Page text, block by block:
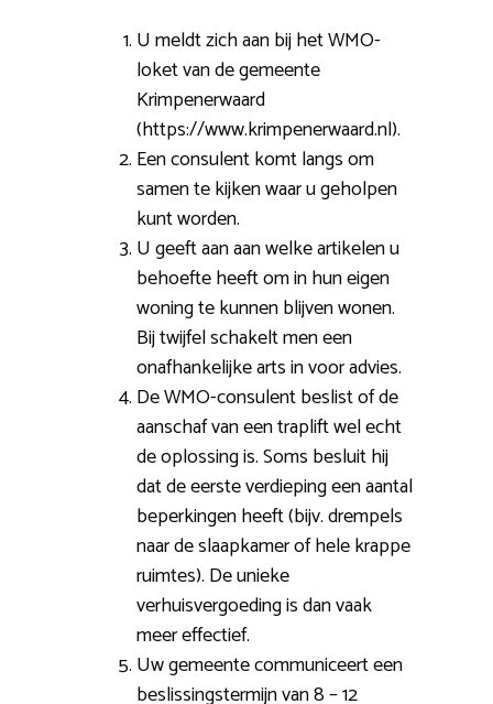
U meldt zich aan bij het WMO-
loket van de gemeente
Krimpenerwaard
(https://www.krimpenerwaard.nl).
Een consulent komt langs om
samen te kijken waar u geholpen
kunt worden.
U geeft aan aan welke artikelen u
behoefte heeft om in hun eigen
woning te kunnen blijven wonen.
Bij twijfel schakelt men een
onafhankelijke arts in voor advies.
De WMO-consulent beslist of de
aanschaf van een traplift wel echt
de oplossing is. Soms besluit hij
dat de eerste verdieping een aantal
beperkingen heeft (bijv. drempels
naar de slaapkamer of hele krappe
ruimtes). De unieke
verhuisvergoeding is dan vaak
meer effectief.
Uw gemeente communiceert een
beslissingstermijn van 8 – 12